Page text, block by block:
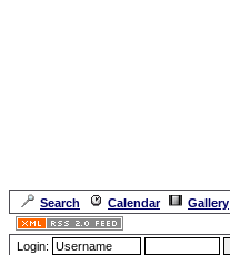
Search Calendar
Gallery
Login: